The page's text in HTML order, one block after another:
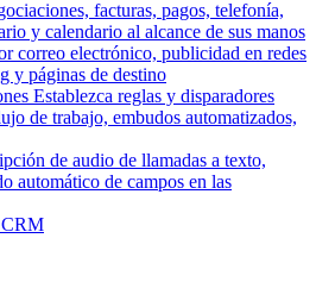
facturas, pagos, telefonía,
y calendario al alcance de sus manos
correo electrónico, publicidad en redes
y páginas de destino
Establezca reglas y disparadores
de trabajo, embudos automatizados,
de audio de llamadas a texto,
automático de campos en las
CRM